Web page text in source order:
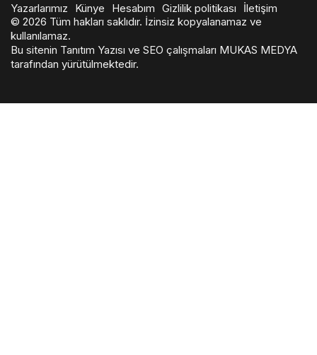
Yazarlarımız Künye Hesabım Gizlilik politikası
İletişim
© 2026 Tüm hakları saklıdır. İzinsiz kopyalanamaz ve
kullanılamaz.
Bu sitenin Tanıtım Yazısı ve SEO çalışmaları MUKAS MEDYA
tarafından yürütülmektedir.